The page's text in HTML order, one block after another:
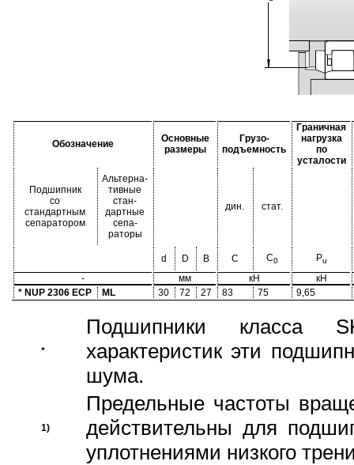
Обозначение
Основные
размеры
Грузо-
подъемность
Граничная
нагрузка
по
усталости
Подшипник
со
стандартным
сепаратором
Альтерна-
тивные
стан-
дартные
сепа-
раторы
дин. стат.
d D B C C0 Pu
- мм кН
кН
* NUP 2306 ECP
ML 30 72 27 83 75 9,65
*
Подшипники класса
характеристик эти
шума.
1)
Предельные частоты
действительны для
уплотнениями низкого